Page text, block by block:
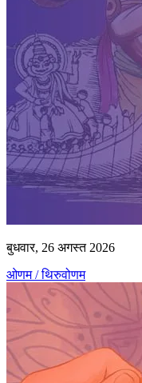
बुधवार, 26 अगस्त 2026
ओणम / थिरुवोणम